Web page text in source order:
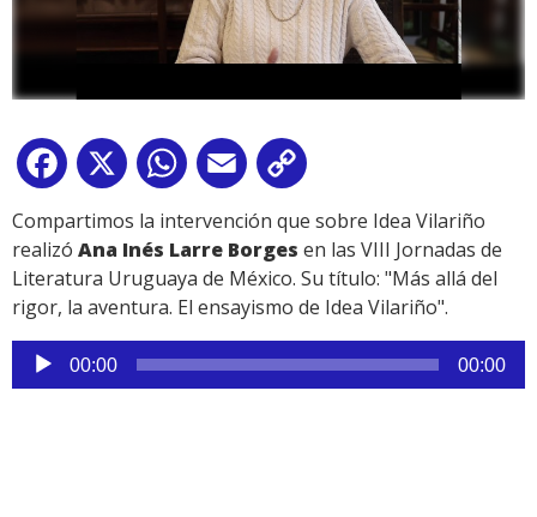
Facebook
X WhatsApp
Email
Link
Compartimos la intervención que sobre Idea Vilariño
realizó Ana Inés Larre Borges en las VIII Jornadas de
Literatura Uruguaya de México. Su título: "Más allá del
rigor, la aventura. El ensayismo de Idea Vilariño".
Reproductor
de
00:00 00:00